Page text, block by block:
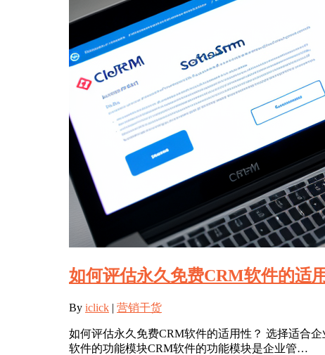
如何评估永久免费CRM软件的适
By iclick | 营销干货
如何评估永久免费CRM软件的适用性？ 选择适合
软件的功能模块CRM软件的功能模块是企业管…